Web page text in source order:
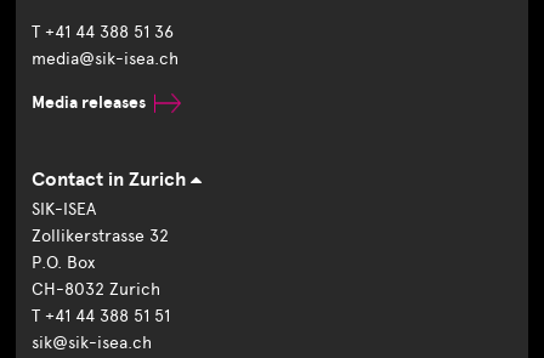
T +41 44 388 51 36
media@sik-isea.ch
Media releases
Contact in Zurich
SIK-ISEA
Zollikerstrasse 32
P.O. Box
CH-8032 Zurich
T +41 44 388 51 51
sik@sik-isea.ch